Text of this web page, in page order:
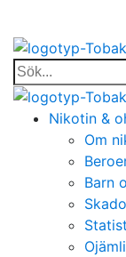
Nikotin &
Om
Barn